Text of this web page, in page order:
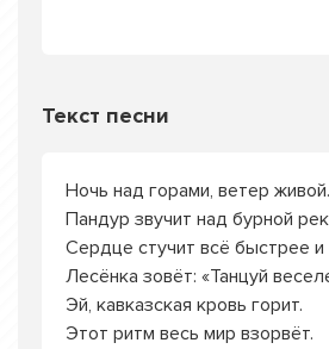
Текст песни
Ночь над горами, ветер живой.
Пандур звучит над бурной
Сердце стучит всё быстрее и
Лесёнка зовёт: «Танцуй
Эй, кавказская кровь горит.
Этот ритм весь мир взорвёт.